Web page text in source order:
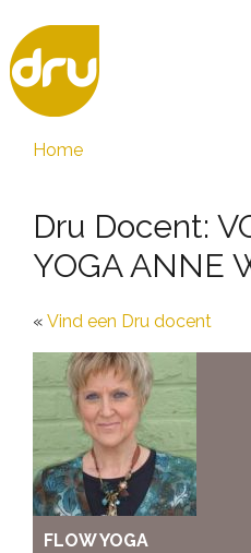
Home
Dru Docent:
YOGA ANNE
Vind een Dru docent
FLOW YOGA